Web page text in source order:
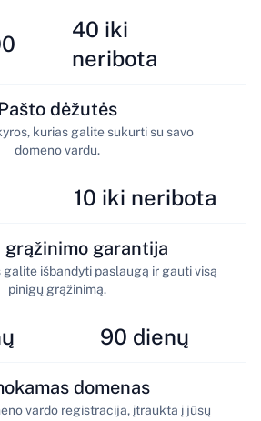
40 iki
neribota
dėžutės
kurias galite sukurti su savo
domeno vardu.
10 iki neribota
grąžinimo garantija
galite išbandyti paslaugą ir gauti visą
pinigų grąžinimą.
90 dienų
domenas
vardo registracija, įtraukta į jūsų